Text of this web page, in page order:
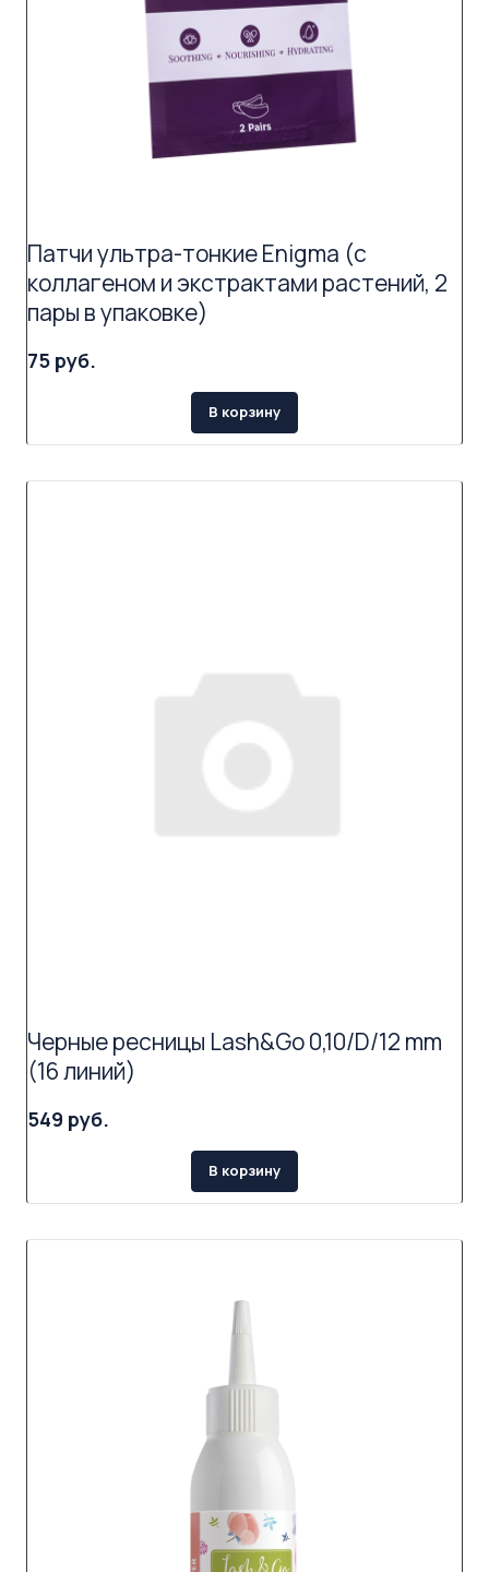
Патчи ультра-тонкие Enigma (с
коллагеном и экстрактами растений, 2
пары в упаковке)
75 руб.
В корзину
Черные ресницы Lash&Go 0,10/D/12 mm
(16 линий)
549 руб.
В корзину